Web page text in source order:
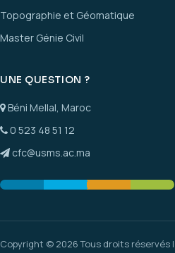
Topographie et Géomatique
Master Génie Civil
UNE QUESTION ?
Béni Mellal, Maroc
0 523 48 51 12
cfc@usms.ac.ma
Copyright © 2026 Tous droits réservés